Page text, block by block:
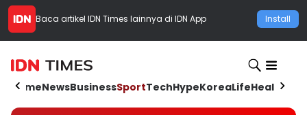
Baca artikel IDN Times lainnya di IDN App Install
HomeNewsBusinessSportTechHypeKoreaLifeHealth